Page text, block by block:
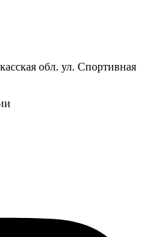
обл. ул. Спортивная